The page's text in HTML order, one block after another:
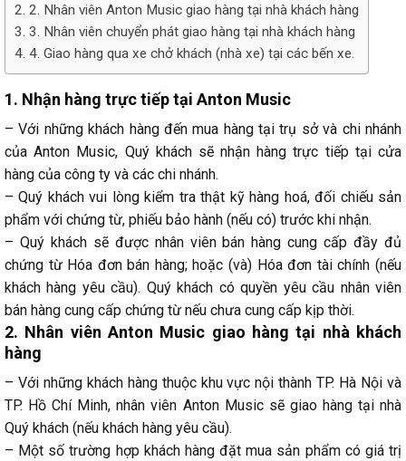
2. Nhân viên Anton Music giao hàng tại nhà khách hàng
3. Nhân viên chuyển phát giao hàng tại nhà khách hàng
4. Giao hàng qua xe chở khách (nhà xe) tại các bến xe.
1. Nhận hàng trực tiếp tại Anton Music
– Với những khách hàng đến mua hàng tại trụ sở và chi nhánh
của Anton Music, Quý khách sẽ nhận hàng trực tiếp tại cửa
hàng của công ty và các chi nhánh.
– Quý khách vui lòng kiểm tra thật kỹ hàng hoá, đối chiếu sản
phẩm với chứng từ, phiếu bảo hành (nếu có) trước khi nhận.
– Quý khách sẽ được nhân viên bán hàng cung cấp đầy đủ
chứng từ Hóa đơn bán hàng; hoặc (và) Hóa đơn tài chính (nếu
khách hàng yêu cầu). Quý khách có quyền yêu cầu nhân viên
bán hàng cung cấp chứng từ nếu chưa cung cấp kịp thời.
2. Nhân viên Anton Music giao hàng tại nhà khách
hàng
– Với những khách hàng thuộc khu vực nội thành TP. Hà Nội và
TP. Hồ Chí Minh, nhân viên Anton Music sẽ giao hàng tại nhà
Quý khách (nếu khách hàng yêu cầu).
– Một số trường hợp khách hàng đặt mua sản phẩm có giá trị